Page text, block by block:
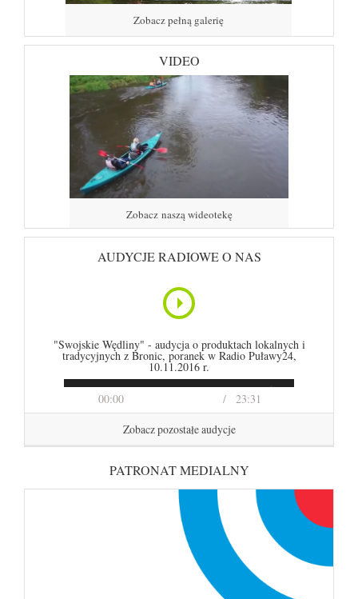
Zobacz pełną galerię
VIDEO
Zobacz naszą wideotekę
AUDYCJE RADIOWE O NAS
00:00 23:31
"Swojskie Wędliny" - audycja o produktach lokalnych i
tradycyjnych z Bronic, poranek w Radio Puławy24,
10.11.2016 r.
Zobacz pozostałe audycje
PATRONAT MEDIALNY